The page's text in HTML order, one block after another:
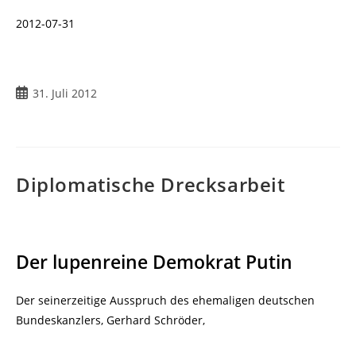
2012-07-31
31. Juli 2012
Diplomatische Drecksarbeit
Der lupenreine Demokrat Putin
Der seinerzeitige Ausspruch des ehemaligen deutschen
Bundeskanzlers, Gerhard Schröder,